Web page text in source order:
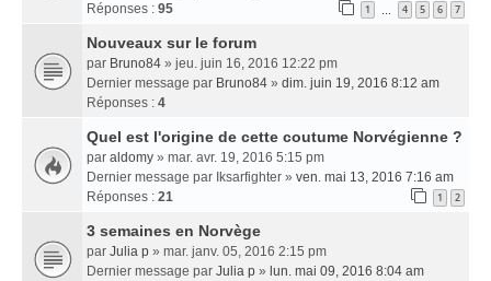
Réponses : 95 1 … 4 5 6 7
Nouveaux sur le forum
par Bruno84 » jeu. juin 16, 2016 12:22 pm
Dernier message par Bruno84 » dim. juin 19, 2016 8:12 am
Réponses : 4
Quel est l'origine de cette coutume Norvégienne ?
par aldomy » mar. avr. 19, 2016 5:15 pm
Dernier message par Iksarfighter » ven. mai 13, 2016 7:16 am
Réponses : 21 1 2
3 semaines en Norvège
par Julia p » mar. janv. 05, 2016 2:15 pm
Dernier message par Julia p » lun. mai 09, 2016 8:04 am